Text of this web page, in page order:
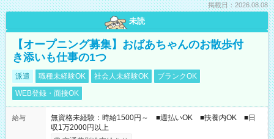
掲載日：2026.08.08
未読
【オープニング募集】おばあちゃんのお散歩付
き添いも仕事の1つ
派遣 職種未経験OK 社会人未経験OK
ブランクOK
WEB登録・面接OK
給与
無資格未経験：時給1500円～ ■週払いOK ■扶養内OK ■日
収1万2000円以上